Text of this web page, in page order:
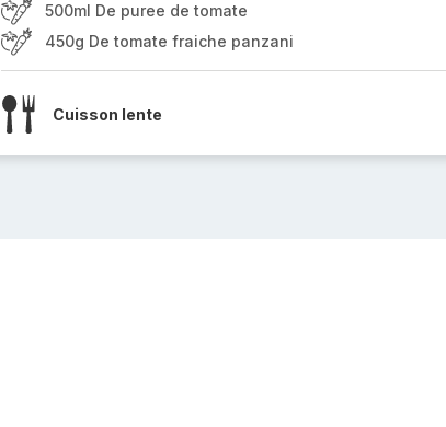
500ml De puree de tomate
450g De tomate fraiche panzani
Cuisson lente